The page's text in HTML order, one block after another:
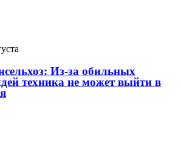
Из-за обильных
техника не может выйти в